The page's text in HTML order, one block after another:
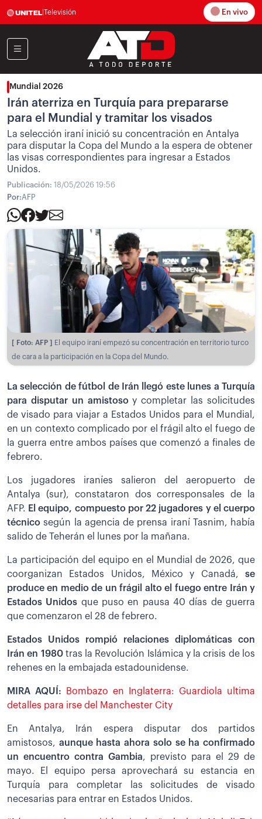
Televisión En vivo
Mundial 2026
Irán aterriza en Turquía para prepararse
para el Mundial y tramitar los visados
La selección iraní inició su concentración en Antalya
para disputar la Copa del Mundo a la espera de obtener
las visas correspondientes para ingresar a Estados
Unidos.
Publicación: 18/05/2026 19:56
Por:AFP
[ Foto: AFP ]
El equipo iraní empezó su concentración en territorio turco
de cara a la participación en la Copa del Mundo.
La selección de fútbol de Irán llegó este lunes a Turquía
para disputar un amistosoy completar las solicitudes
de visado para viajar a Estados Unidos para el Mundial,
en un contexto complicado por el frágil alto el fuego de
la guerra entre ambos países que comenzó a finales de
febrero.
Los jugadores iraníes salieron del aeropuerto de
Antalya (sur), constataron dos corresponsales de la
AFP. El equipo, compuesto por 22 jugadores y el cuerpo
técnico según la agencia de prensa iraní Tasnim, había
salido de Teherán el lunes por la mañana.
La participación del equipo en el Mundial de 2026, que
coorganizan Estados Unidos, México y Canadá, se
produce en medio de un frágil alto el fuego entre Irán y
Estados Unidos que puso en pausa 40 días de guerra
que comenzaron el 28 de febrero.
Estados Unidos rompió relaciones diplomáticas con
Irán en 1980tras la Revolución Islámica y la crisis de los
rehenes en la embajada estadounidense.
MIRA AQUÍ:
Bombazo en Inglaterra: Guardiola ultima
detalles para irse del Manchester City
En Antalya, Irán espera disputar dos partidos
amistosos, aunque hasta ahora solo se ha confirmado
un encuentro contra Gambia, previsto para el 29 de
mayo. El equipo persa aprovechará su estancia en
Turquía para completar las solicitudes de visado
necesarias para entrar en Estados Unidos.